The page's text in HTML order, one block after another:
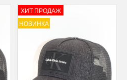
ХИТ ПРОДАЖ
НОВИНКА